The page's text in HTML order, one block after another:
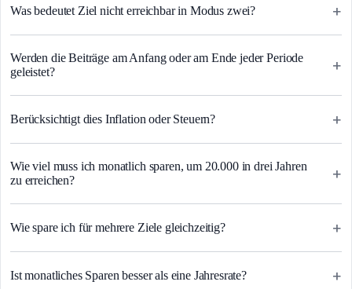
Was bedeutet Ziel nicht erreichbar in Modus zwei? +
Werden die Beiträge am Anfang oder am Ende jeder Periode
geleistet?
+
Berücksichtigt dies Inflation oder Steuern? +
Wie viel muss ich monatlich sparen, um 20.000 in drei Jahren
zu erreichen?
+
Wie spare ich für mehrere Ziele gleichzeitig? +
Ist monatliches Sparen besser als eine Jahresrate? +